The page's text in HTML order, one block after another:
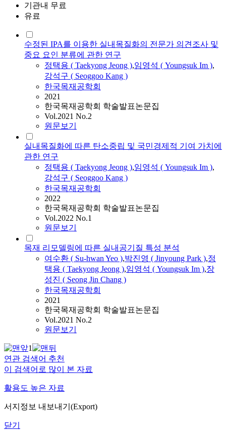
기관내 무료
유료
수정된 IPA를 이용한 실내목질화의 전문가 의견조사 및
중요 요인 분류에 관한 연구
정택용 ( Taekyong Jeong ),임영석 ( Youngsuk Im ),
강석구 ( Seoggoo Kang )
한국목재공학회
2021
한국목재공학회 학술발표논문집
Vol.2021 No.2
원문보기
실내목질화에 따른 탄소중립 및 국민경제적 기여 가치에
관한 연구
정택용 ( Taekyong Jeong ),임영석 ( Youngsuk Im ),
강석구 ( Seoggoo Kang )
한국목재공학회
2022
한국목재공학회 학술발표논문집
Vol.2022 No.1
원문보기
목재 리모델링에 따른 실내공기질 특성 분석
여수환 ( Su-hwan Yeo ),박진영 ( Jinyoung Park ),정
택용 ( Taekyong Jeong ),임영석 ( Youngsuk Im ),장
성진 ( Seong Jin Chang )
한국목재공학회
2021
한국목재공학회 학술발표논문집
Vol.2021 No.2
원문보기
1
연관 검색어 추천
이 검색어로 많이 본 자료
활용도 높은 자료
서지정보 내보내기(Export)
닫기